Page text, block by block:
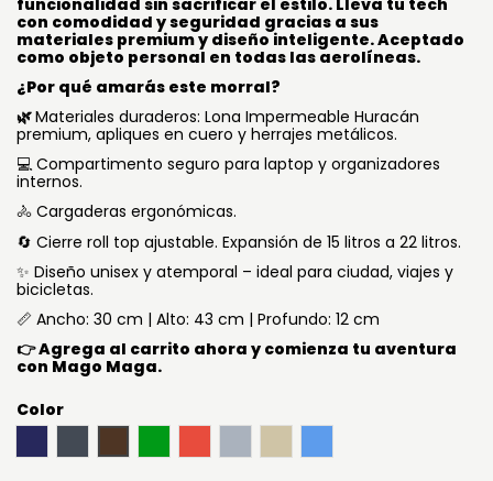
con comodidad y seguridad gracias a sus
materiales premium y diseño inteligente. Aceptado
como objeto personal en todas las aerolíneas.
¿Por qué amarás este morral?
🌿Materiales duraderos: Lona Impermeable Huracán
premium, apliques en cuero y herrajes metálicos.
💻 Compartimento seguro para laptop y organizadores
internos.
🚴 Cargaderas ergonómicas.
🔄 Cierre roll top ajustable. Expansión de 15 litros a 22 litros.
✨ Diseño unisex y atemporal – ideal para ciudad, viajes y
bicicletas.
📏 Ancho: 30 cm | Alto: 43 cm | Profundo: 12 cm
👉 Agrega al carrito ahora y comienza tu aventura
con Mago Maga.
Color